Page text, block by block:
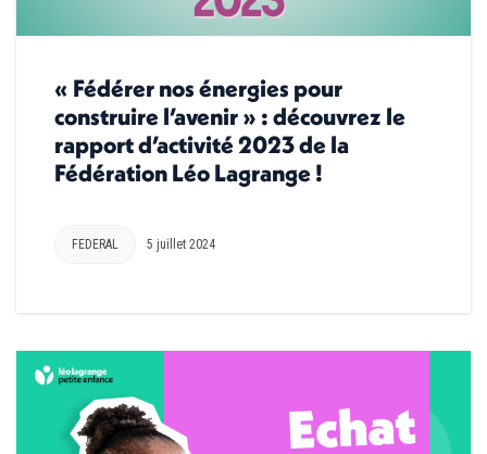
« Fédérer nos énergies pour
construire l’avenir » : découvrez le
rapport d’activité 2023 de la
Fédération Léo Lagrange !
FEDERAL 5 juillet 2024